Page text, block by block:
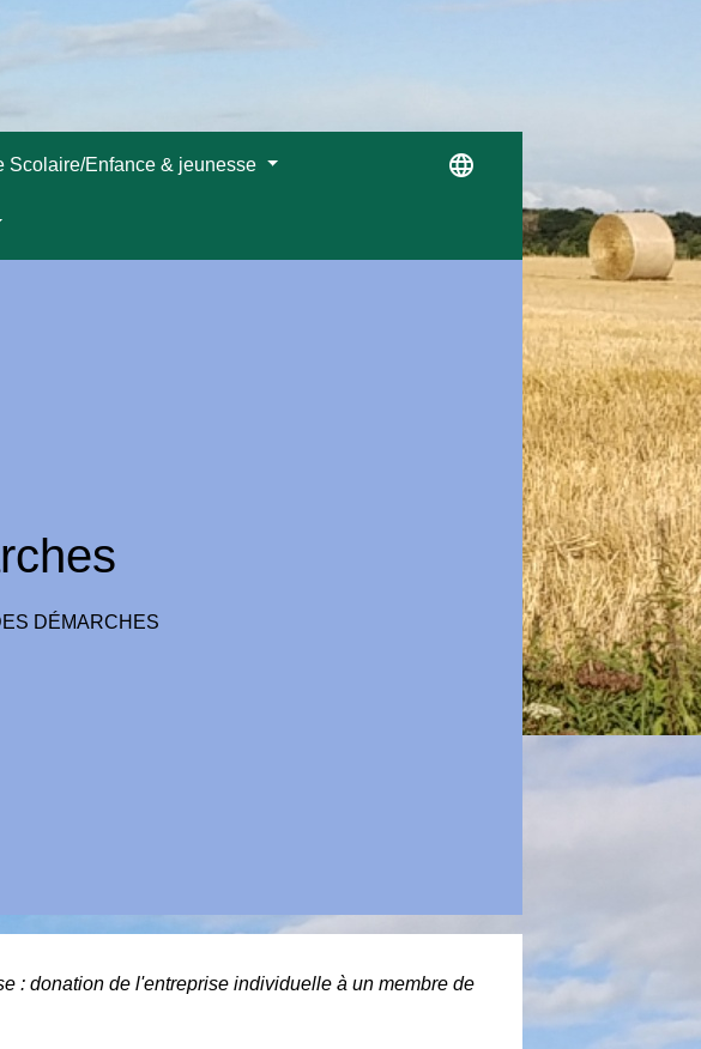
Scolaire/Enfance & jeunesse language
DÉMARCHES
: donation de l'entreprise individuelle à un membre de